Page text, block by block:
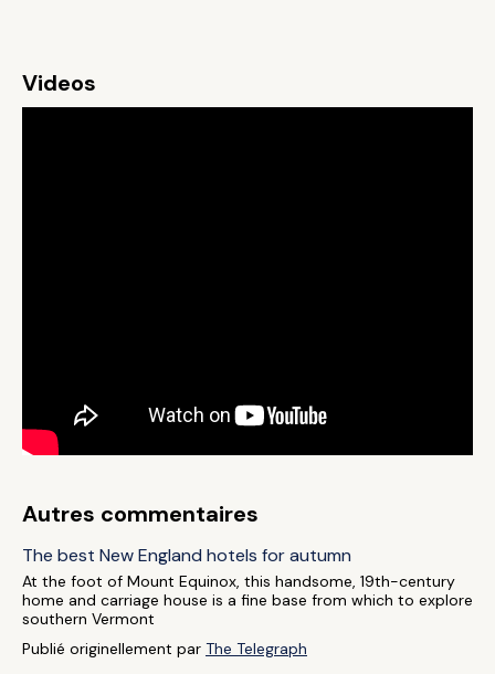
Videos
Autres commentaires
The best New England hotels for autumn
At the foot of Mount Equinox, this handsome, 19th-century
home and carriage house is a fine base from which to explore
southern Vermont
Publié originellement par The Telegraph